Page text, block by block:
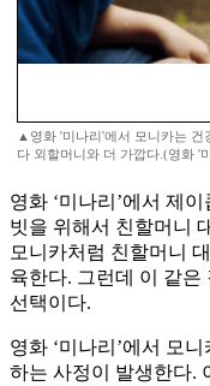
▲영화 '미나리'에서 모니카는 건
다 외할머니와 더 가깝다.(영화 '
영화 ‘미나리’에서 제
빗을 위해서 친할머니
모니카처럼 친할머니
육한다. 그런데 이 같
선택이다.
영화 ‘미나리’에서 모
하는 사정이 발생한다.